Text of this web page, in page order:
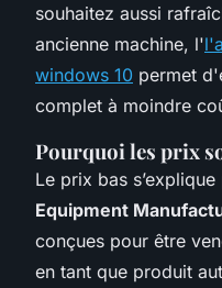
souhaitez aussi
ancienne machine, l'
windows 10 permet
complet à moindre
Pourquoi les prix
Le prix bas
Equipment
conçues pour être
en tant que produit